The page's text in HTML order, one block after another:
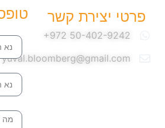
פרטי יצירת קשר
yuval.bloomberg@gmail.com